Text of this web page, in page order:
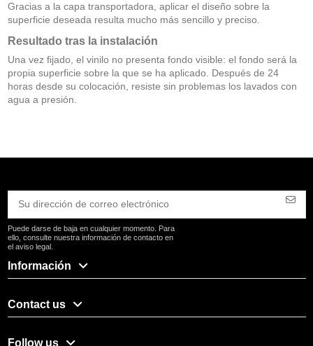
Gracias a la capa transportadora, aplicar el diseño sobre la
superficie deseada resulta mucho más sencillo y preciso.
Resultado tras la instalación
Una vez fijado, el vinilo no presenta fondo visible: el fondo será la
propia superficie sobre la que se ha aplicado. Después de 24
horas desde su colocación, resiste sin problemas los lavados con
agua a presión.
Puede darse de baja en cualquier momento. Para
ello, consulte nuestra información de contacto en
el aviso legal.
Información
Contact us
Follow us